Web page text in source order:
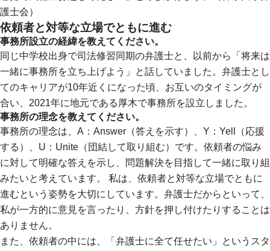
護士会）
依頼者と対等な立場でともに進む
事務所設立の経緯を教えてください。
同じ中学校出身で司法修習同期の弁護士と、以前から「将来は
一緒に事務所を立ち上げよう」と話していました。弁護士とし
てのキャリアが10年近くになった頃、お互いのタイミングが
合い、2021年に地元である厚木で事務所を設立しました。
事務所の理念を教えてください。
事務所の理念は、A：Answer（答えを示す）、Y：Yell（応援
する）、U：Unite（団結して取り組む）です。依頼者の悩み
に対して明確な答えを示し、問題解決を目指して一緒に取り組
みたいと考えています。 私は、依頼者と対等な立場でともに
進むという姿勢を大切にしています。弁護士だからといって、
私が一方的に意見を言ったり、方針を押し付けたりすることは
ありません。
また、依頼者の中には、「弁護士に全て任せたい」というスタ